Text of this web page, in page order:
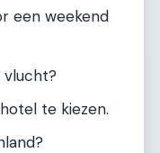
een weekend
vlucht?
te kiezen.